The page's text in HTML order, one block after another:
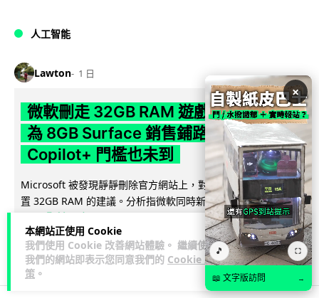
本網站正使用 Cookie
我們使用 Cookie 改善網站體驗。 繼續使用
我們的網站即表示您同意我們的 Cookie 政
策 。
人工智能
Lawton 1 日
微軟刪走 32GB RAM 遊戲建議 分析:
為 8GB Surface 銷售鋪路 連自家
Copilot+ 門檻也未到
Microsoft 被發現靜靜刪除官方網站上，對遊戲玩家要為電腦配
置 32GB RAM 的建議。分析指微軟同時新推出的 8GB RAM 入
167 16 ↗ 分享
×
🎵 ⛶
📖 文字版訪問 →